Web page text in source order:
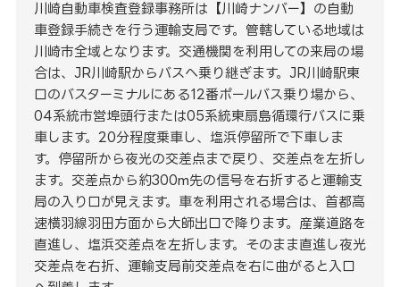
川崎自動車検査登録事務所は【川崎ナンバー】の自動
車登録手続きを行う運輸支局です。管轄している地域は
川崎市全域となります。交通機関を利用しての来局の場
合は、JR川崎駅からバスへ乗り継ぎます。JR川崎駅東
口のバスターミナルにある12番ポールバス乗り場から、
04系統市営埠頭行または05系統東扇島循環行バスに乗
車します。20分程度乗車し、塩浜停留所で下車しま
す。停留所から夜光の交差点まで戻り、交差点を左折し
ます。交差点から約300m先の信号を右折すると運輸支
局の入り口が見えます。車を利用される場合は、首都高
速横羽線羽田方面から大師出口で降ります。産業道路を
直進し、塩浜交差点を左折します。そのまま直進し夜光
交差点を右折、運輸支局前交差点を右に曲がると入口